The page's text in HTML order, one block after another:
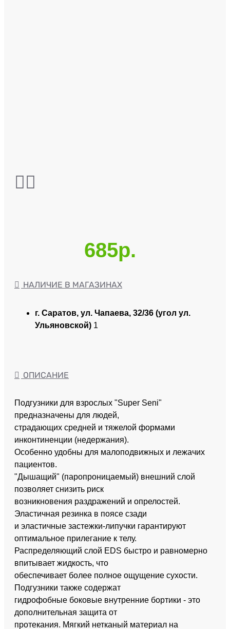
685р.
НАЛИЧИЕ В МАГАЗИНАХ
г. Саратов, ул. Чапаева, 32/36 (угол ул.
Ульяновской) 1
ОПИСАНИЕ
Подгузники для взрослых "Super Seni"
предназначены для людей,
страдающих средней и тяжелой формами
инконтиненции (недержания).
Особенно удобны для малоподвижных и лежачих
пациентов.
"Дышащий" (паропроницаемый) внешний слой
позволяет снизить риск
возникновения раздражений и опрелостей.
Эластичная резинка в поясе сзади
и эластичные застежки-липучки гарантируют
оптимальное прилегание к телу.
Распределяющий слой EDS быстро и равномерно
впитывает жидкость, что
обеспечивает более полное ощущение сухости.
Подгузники также содержат
гидрофобные боковые внутренние бортики - это
дополнительная защита от
протекания. Мягкий нетканый материал на